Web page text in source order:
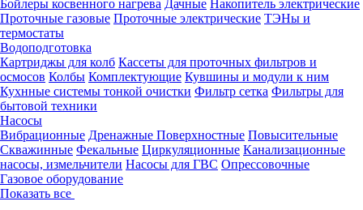
Бойлеры косвенного нагрева Дачные Накопитель электрические
Проточные газовые Проточные электрические ТЭНы и
термостаты
Водоподготовка
Картриджы для колб Кассеты для проточных фильтров и
осмосов Колбы Комплектующие Кувшины и модули к ним
Кухнные системы тонкой очистки Фильтр сетка Фильтры для
бытовой техники
Насосы
Вибрационные Дренажные Поверхностные Повысительные
Скважинные Фекальные Циркуляционные Канализационные
насосы, измельчители Насосы для ГВС Опрессовочные
Газовое оборудование
Показать все